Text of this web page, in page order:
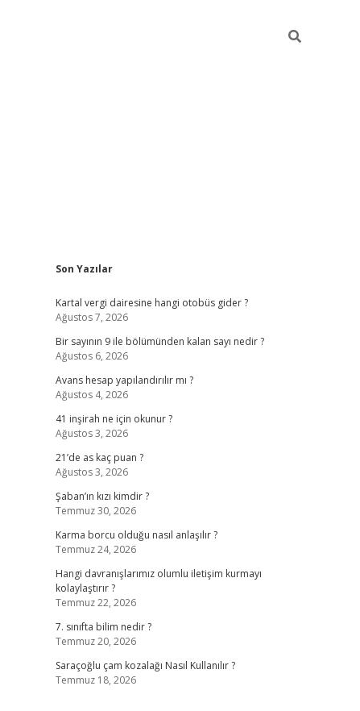
Sidebar
Son Yazılar
Kartal vergi dairesine hangi otobüs gider ?
Ağustos 7, 2026
Bir sayının 9 ile bölümünden kalan sayı nedir ?
Ağustos 6, 2026
Avans hesap yapılandırılır mı ?
Ağustos 4, 2026
41 inşirah ne için okunur ?
Ağustos 3, 2026
21’de as kaç puan ?
Ağustos 3, 2026
Şaban’ın kızı kimdir ?
Temmuz 30, 2026
Karma borcu olduğu nasıl anlaşılır ?
Temmuz 24, 2026
Hangi davranışlarımız olumlu iletişim kurmayı
kolaylaştırır ?
Temmuz 22, 2026
7. sınıfta bilim nedir ?
Temmuz 20, 2026
Saraçoğlu çam kozalağı Nasıl Kullanılır ?
Temmuz 18, 2026